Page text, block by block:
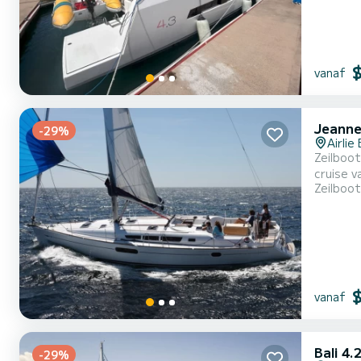
vanaf
-29%
Airlie
cruise van een
Zeilboot
vanaf
-29% Bali 4.2